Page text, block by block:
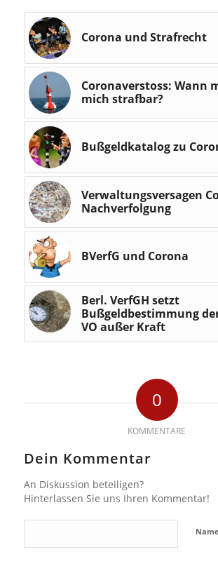
Corona und Strafrecht
Coronaverstoss: Wann
mich strafbar?
Bußgeldkatalog zu
Verwaltungsversagen
Nachverfolgung
BVerfG und Corona
Berl. VerfGH setzt
Bußgeldbestimmung
VO außer Kraft
0
KOMMENTARE
Dein Kommentar
An Diskussion beteiligen?
Hinterlassen Sie uns Ihren Kommentar!
Name